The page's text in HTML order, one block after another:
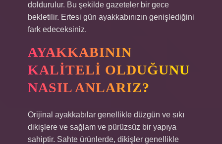
doldurulur. Bu şekilde gazeteler bir gece
bekletilir. Ertesi gün ayakkabınızın genişlediğini
fark edeceksiniz.
AYAKKABININ
KALITELI OLDUĞUNU
NASIL ANLARIZ?
Orijinal ayakkabılar genellikle düzgün ve sıkı
dikişlere ve sağlam ve pürüzsüz bir yapıya
sahiptir. Sahte ürünlerde, dikişler genellikle